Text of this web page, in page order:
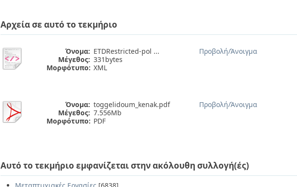
Αρχεία σε αυτό το τεκμήριο
Όνομα: ETDRestricted-pol ...
Μέγεθος: 331bytes
Μορφότυπο: XML
Προβολή/Άνοιγμα
Όνομα: toggelidoum_kenak.pdf
Μέγεθος: 7.556Mb
Μορφότυπο: PDF
Προβολή/Άνοιγμα
Αυτό το τεκμήριο εμφανίζεται στην ακόλουθη συλλογή(ές)